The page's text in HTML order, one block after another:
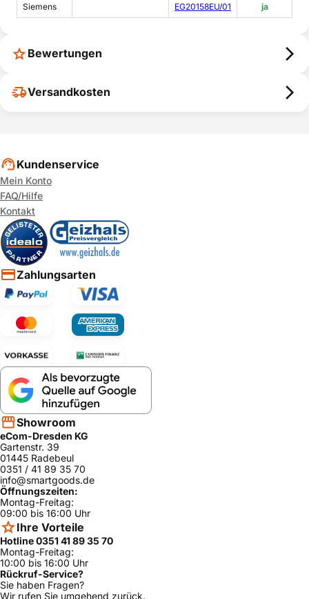
Siemens EG20158EU/01 ja
Bewertungen
Versandkosten
Kundenservice
Mein Konto
FAQ/Hilfe
Kontakt
Zahlungsarten
Showroom
eCom-Dresden KG
Gartenstr. 39
01445 Radebeul
0351 / 41 89 35 70
info@smartgoods.de
Öffnungszeiten:
Montag-Freitag:
09:00 bis 16:00 Uhr
Ihre Vorteile
Hotline 0351 41 89 35 70
Montag-Freitag:
10:00 bis 16:00 Uhr
Rückruf-Service?
Sie haben Fragen?
Wir rufen Sie umgehend zurück.